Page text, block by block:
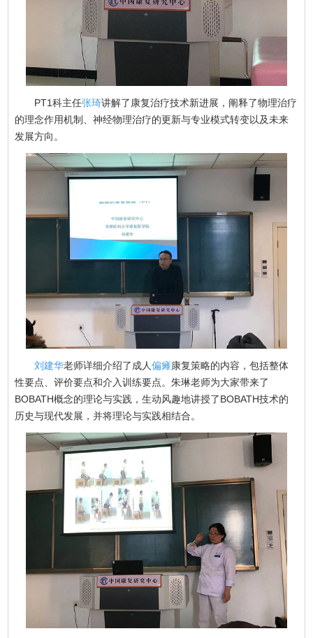
PT1科主任张琦讲解了康复治疗技术新进展，阐释了物理治疗
的理念作用机制、神经物理治疗的更新与专业模式转变以及未来
发展方向。
刘建华老师详细介绍了成人偏瘫康复策略的内容，包括整体
性要点、评价要点和介入训练要点。朱琳老师为大家带来了
BOBATH概念的理论与实践，生动风趣地讲授了BOBATH技术的
历史与现代发展，并将理论与实践相结合。